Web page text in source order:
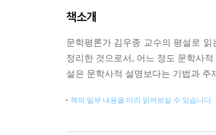
책소개
문학평론가 김우종 교수의 평설로
정리한 것으로서, 어느 정도 문학사
설은 문학사적 설명보다는 기법과
책의 일부 내용을 미리 읽어보실 수 있습니다.